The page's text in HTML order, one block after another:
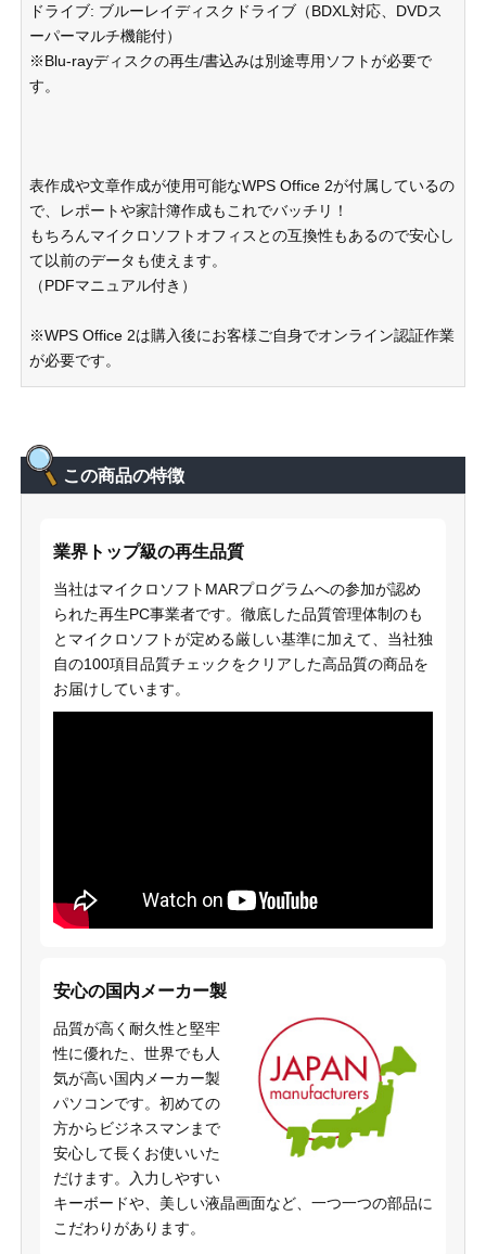
ドライブ: ブルーレイディスクドライブ（BDXL対応、DVDス
ーパーマルチ機能付）
※Blu-rayディスクの再生/書込みは別途専用ソフトが必要で
す。
表作成や文章作成が使用可能なWPS Office 2が付属しているの
で、レポートや家計簿作成もこれでバッチリ！
もちろんマイクロソフトオフィスとの互換性もあるので安心し
て以前のデータも使えます。
（PDFマニュアル付き）
※WPS Office 2は購入後にお客様ご自身でオンライン認証作業
が必要です。
この商品の特徴
業界トップ級の再生品質
当社はマイクロソフトMARプログラムへの参加が認め
られた再生PC事業者です。徹底した品質管理体制のも
とマイクロソフトが定める厳しい基準に加えて、当社独
自の100項目品質チェックをクリアした高品質の商品を
お届けしています。
安心の国内メーカー製
品質が高く耐久性と堅牢
性に優れた、世界でも人
気が高い国内メーカー製
パソコンです。初めての
方からビジネスマンまで
安心して長くお使いいた
だけます。入力しやすい
キーボードや、美しい液晶画面など、一つ一つの部品に
こだわりがあります。